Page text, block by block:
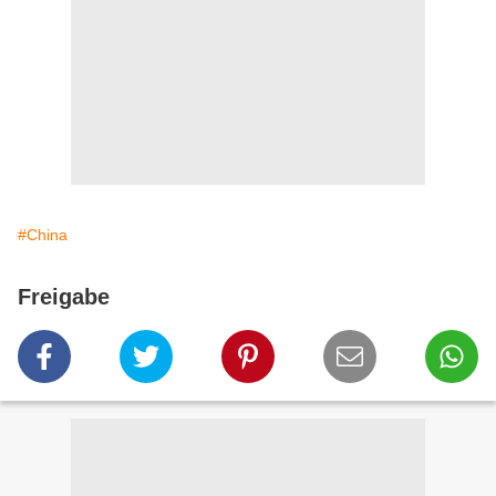
#China
Freigabe